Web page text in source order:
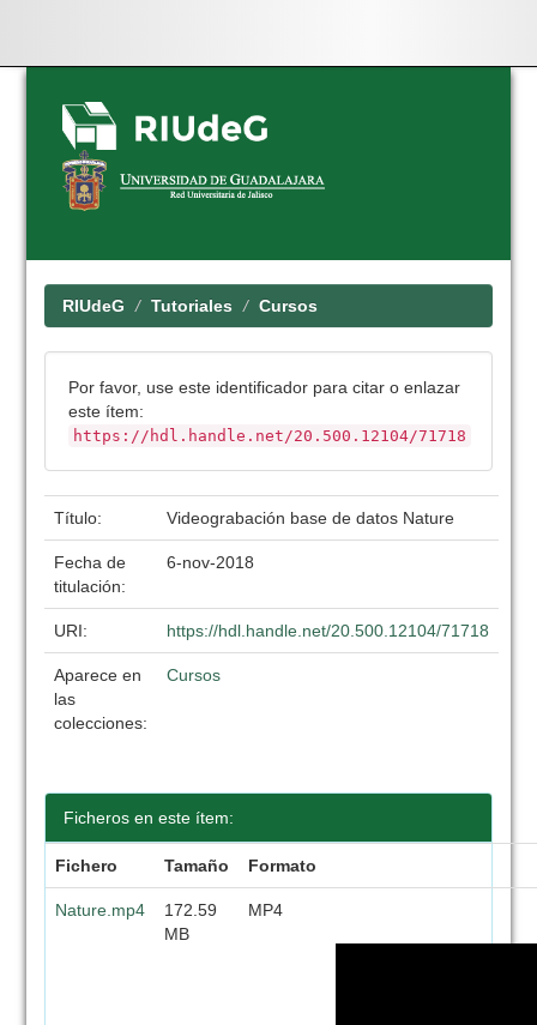
Skip
navigation
RIUdeG Tutoriales Cursos
Por favor, use este identificador para citar o enlazar
este ítem:
https://hdl.handle.net/20.500.12104/71718
Título: Videograbación base de datos Nature
Fecha de
titulación:
6-nov-2018
URI: https://hdl.handle.net/20.500.12104/71718
Aparece en
las
colecciones:
Cursos
Ficheros en este ítem:
Fichero Tamaño Formato
Nature.mp4
172.59
MB
MP4